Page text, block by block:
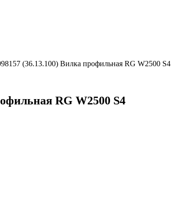
(36.13.100) Вилка профильная RG W2500 S4
RG W2500 S4